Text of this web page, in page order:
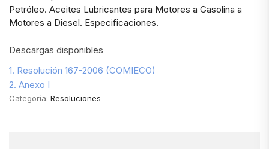
Petróleo. Aceites Lubricantes para Motores a Gasolina a
Motores a Diesel. Especificaciones.
Descargas disponibles
1. Resolución 167-2006 (COMIECO)
2. Anexo I
Categoría: Resoluciones